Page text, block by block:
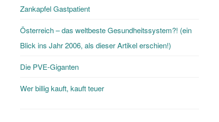
Blog
Zankapfel Gastpatient
Österreich – das weltbeste Gesundheitssystem?! (ein
Blick ins Jahr 2006, als dieser Artikel erschien!)
Die PVE-Giganten
Wer billig kauft, kauft teuer